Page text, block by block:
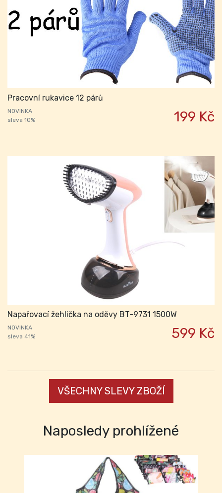
Pracovní rukavice 12 párů
NOVINKA
sleva 10%
199 Kč
Napařovací žehlička na oděvy BT-9731 1500W
NOVINKA
sleva 41%
599 Kč
VŠECHNY SLEVY ZBOŽÍ
Naposledy prohlížené